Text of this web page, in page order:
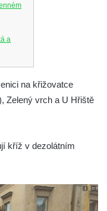
a
na křižovatce
Zelený vrch a U Hřiště
kříž v dezolátním